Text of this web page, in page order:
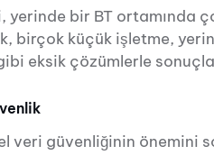
yerinde bir BT ortamında
birçok küçük işletme,
eksik çözümlerle
veri güvenliğinin önemini